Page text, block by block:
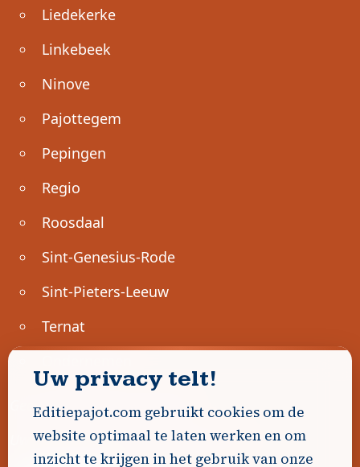
Liedekerke
Linkebeek
Ninove
Pajottegem
Pepingen
Regio
Roosdaal
Sint-Genesius-Rode
Sint-Pieters-Leeuw
Ternat
Geen advertenties gevonden.
Uw advertentie hier? Contacteer ons!
Uw privacy telt!
Editiepajot.com gebruikt cookies om de
website optimaal te laten werken en om
inzicht te krijgen in het gebruik van onze